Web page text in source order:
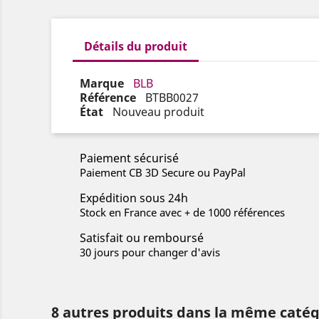
Détails du produit
Marque
BLB
Référence
BTBB0027
État
Nouveau produit
Paiement sécurisé
Paiement CB 3D Secure ou PayPal
Expédition sous 24h
Stock en France avec + de 1000 références
Satisfait ou remboursé
30 jours pour changer d'avis
8 autres produits dans la même